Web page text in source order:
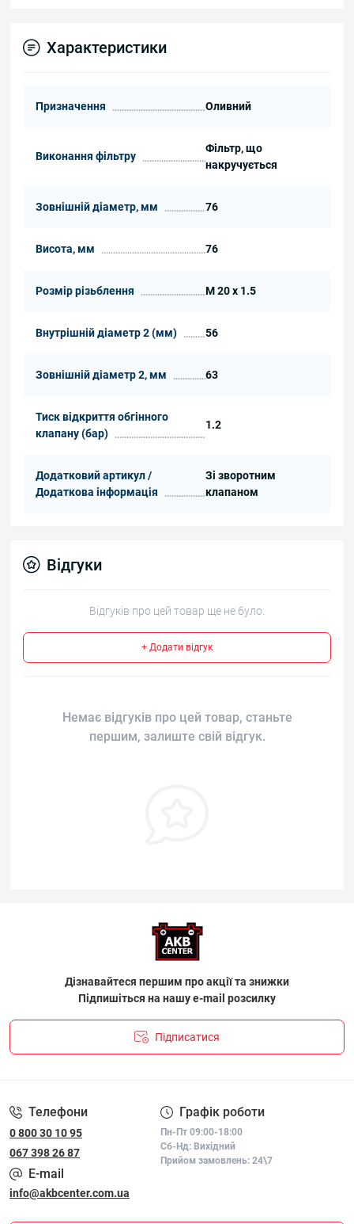
Характеристики
Призначення Оливний
Виконання фільтру
Фільтр, що
накручується
Зовнішній діаметр, мм 76
Висота, мм 76
Розмір різьблення M 20 x 1.5
Внутрішній діаметр 2 (мм) 56
Зовнішній діаметр 2, мм 63
Тиск відкриття обгінного
клапану (бар)
1.2
Додатковий артикул /
Додаткова інформація
Зі зворотним
клапаном
Відгуки
Відгуків про цей товар ще не було.
+ Додати відгук
Немає відгуків про цей товар, станьте
першим, залиште свій відгук.
Дізнавайтеся першим про акції та знижки
Підпишіться на нашу e-mail розсилку
Підписатися
Телефони
0 800 30 10 95
067 398 26 87
Графік роботи
Пн-Пт 09:00-18:00
Сб-Нд: Вихідний
Прийом замовлень: 24\7
E-mail
info@akbcenter.com.ua